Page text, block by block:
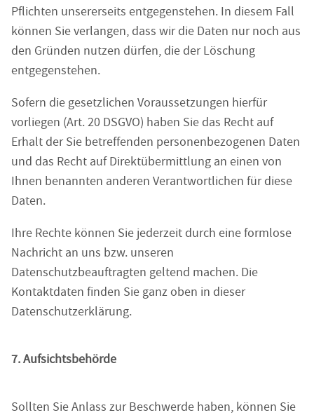
Pflichten unsererseits entgegenstehen. In diesem Fall
können Sie verlangen, dass wir die Daten nur noch aus
den Gründen nutzen dürfen, die der Löschung
entgegenstehen.
Sofern die gesetzlichen Voraussetzungen hierfür
vorliegen (Art. 20 DSGVO) haben Sie das Recht auf
Erhalt der Sie betreffenden personenbezogenen Daten
und das Recht auf Direktübermittlung an einen von
Ihnen benannten anderen Verantwortlichen für diese
Daten.
Ihre Rechte können Sie jederzeit durch eine formlose
Nachricht an uns bzw. unseren
Datenschutzbeauftragten geltend machen. Die
Kontaktdaten finden Sie ganz oben in dieser
Datenschutzerklärung.
7. Aufsichtsbehörde
Sollten Sie Anlass zur Beschwerde haben, können Sie